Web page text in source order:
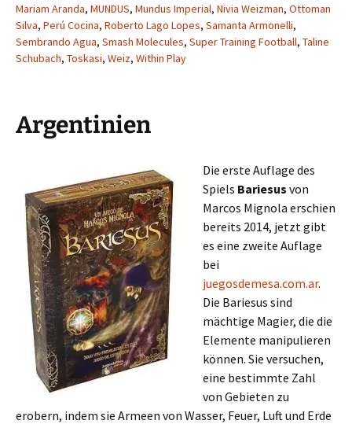
Mariam Aranda, MUNDUS, Mundus Imperial, Nivia Weizman, Ottoman
Silva, Perú Cocina, Roberto Lago Lopes, Samanta Armonelli,
Sembrando Agua, Smash Molecules, Super Training Football, Taline
Schubach, Toskasi, Weiz, Within Play
Argentinien
Die erste Auflage des
Spiels Bariesus von
Marcos Mignola erschien
bereits 2014, jetzt gibt
es eine zweite Auflage
bei
juegosdemesa.com.ar.
Die Bariesus sind
mächtige Magier, die die
Elemente manipulieren
können. Sie versuchen,
eine bestimmte Zahl
von Gebieten zu
erobern, indem sie Armeen von Wasser, Feuer, Luft und Erde